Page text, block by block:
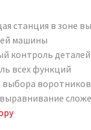
станция в зоне
машины
контроль
всех функций
выбора